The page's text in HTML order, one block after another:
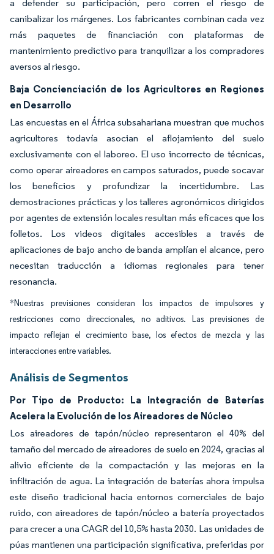
a defender su participación, pero corren el riesgo de
canibalizar los márgenes. Los fabricantes combinan cada vez
más paquetes de financiación con plataformas de
mantenimiento predictivo para tranquilizar a los compradores
aversos al riesgo.
Baja Concienciación de los Agricultores en Regiones
en Desarrollo
Las encuestas en el África subsahariana muestran que muchos
agricultores todavía asocian el aflojamiento del suelo
exclusivamente con el laboreo. El uso incorrecto de técnicas,
como operar aireadores en campos saturados, puede socavar
los beneficios y profundizar la incertidumbre. Las
demostraciones prácticas y los talleres agronómicos dirigidos
por agentes de extensión locales resultan más eficaces que los
folletos. Los videos digitales accesibles a través de
aplicaciones de bajo ancho de banda amplían el alcance, pero
necesitan traducción a idiomas regionales para tener
resonancia.
*Nuestras previsiones consideran los impactos de impulsores y
restricciones como direccionales, no aditivos. Las previsiones de
impacto reflejan el crecimiento base, los efectos de mezcla y las
interacciones entre variables.
Análisis de Segmentos
Por Tipo de Producto: La Integración de Baterías
Acelera la Evolución de los Aireadores de Núcleo
Los aireadores de tapón/núcleo representaron el 40% del
tamaño del mercado de aireadores de suelo en 2024, gracias al
alivio eficiente de la compactación y las mejoras en la
infiltración de agua. La integración de baterías ahora impulsa
este diseño tradicional hacia entornos comerciales de bajo
ruido, con aireadores de tapón/núcleo a batería proyectados
para crecer a una CAGR del 10,5% hasta 2030. Las unidades de
púas mantienen una participación significativa, preferidas por